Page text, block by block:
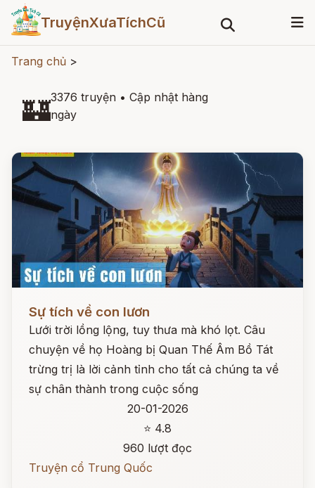
TruyệnXưaTíchCũ
Trang chủ >
🏰3376 truyện • Cập nhật hàng
ngày
Sự tích về con lươn
Lưới trời lồng lộng, tuy thưa mà khó lọt. Câu
chuyện về họ Hoàng bị Quan Thế Âm Bồ Tát
trừng trị là lời cảnh tỉnh cho tất cả chúng ta về
sự chân thành trong cuộc sống
20-01-2026
⭐ 4.8
960 lượt đọc
Truyện cổ Trung Quốc